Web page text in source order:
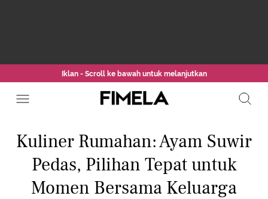
Iklan - Scroll ke bawah untuk melanjutkan
Kuliner Rumahan: Ayam Suwir
Pedas, Pilihan Tepat untuk
Momen Bersama Keluarga